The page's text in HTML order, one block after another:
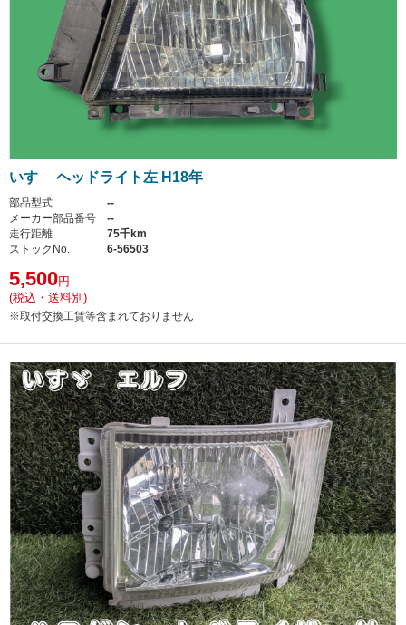
いすゞ ヘッドライト左 H18年
部品型式
--
メーカー部品番号
--
走行距離
75千km
ストックNo.
6-56503
5,500円
(税込・送料別)
※取付交換工賃等含まれておりません